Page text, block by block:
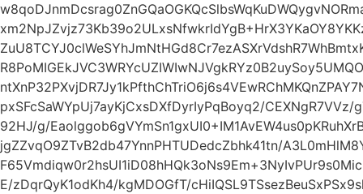
pxSFcSaWYpUj7ayKjCxsDXfDyrIyPqBoyq2/
92HJ/g/
jgZZvqO9ZTvB2db47YnnPHTUDedcZbhk41tn/
E/zDqrQyK1odKh4/kgMDOGfT/